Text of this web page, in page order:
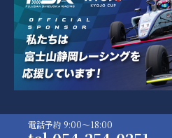
電話予約 9:00～18:00
copyright (C) 2025